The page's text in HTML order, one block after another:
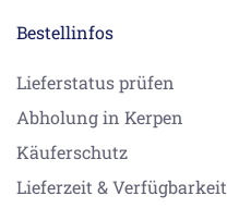
Bestellinfos
Lieferstatus prüfen
Abholung in Kerpen
Käuferschutz
Lieferzeit & Verfügbarkeit